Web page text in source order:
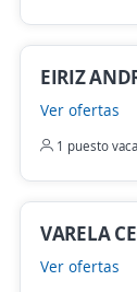
EIRIZ
Ver ofertas
1 puesto
VARELA
Ver ofertas